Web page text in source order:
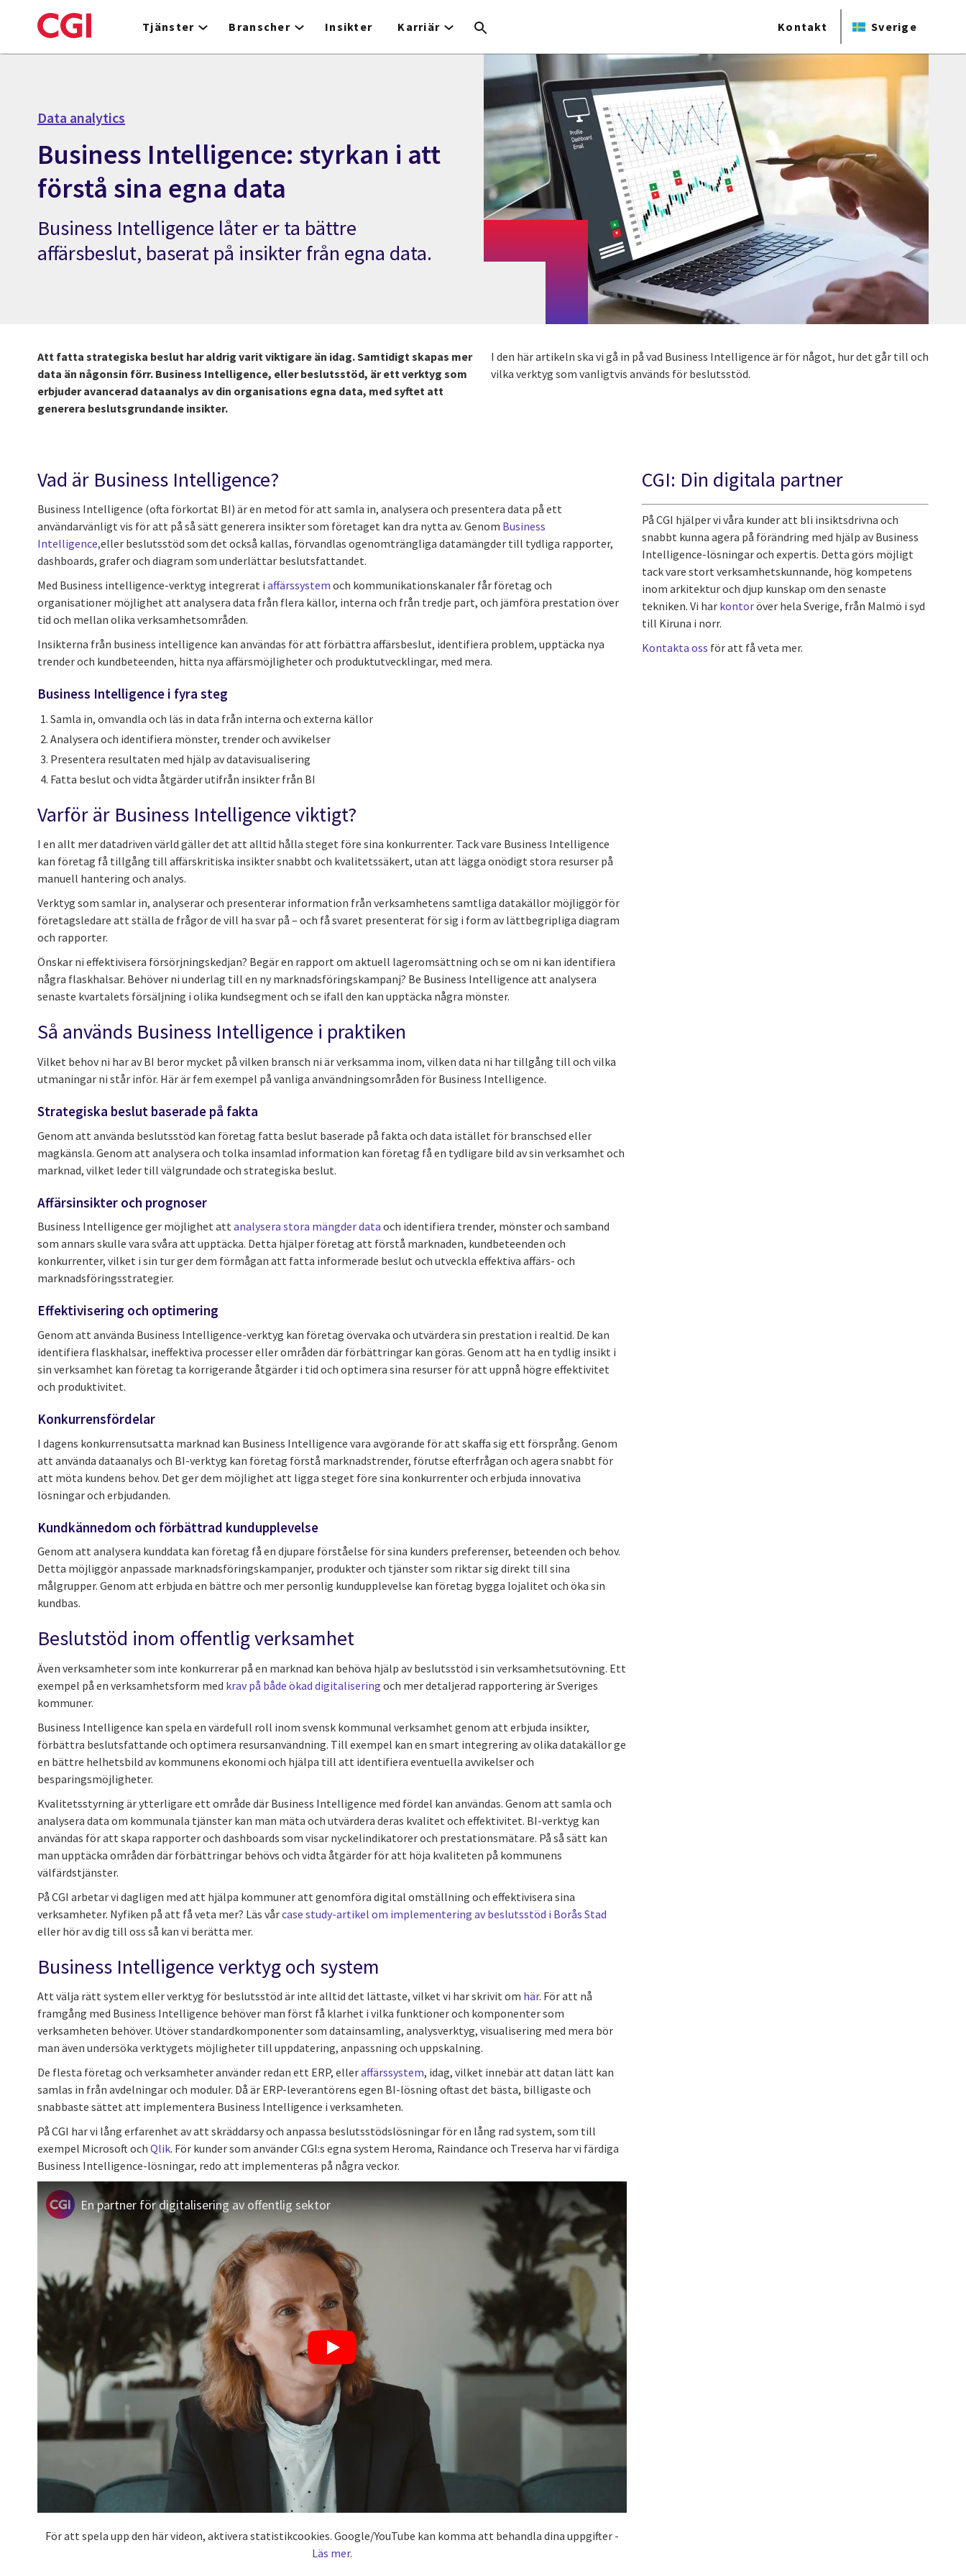
to
Tjänster Branscher Insikter Karriär Kontakt Sverige
Data analytics
Business Intelligence: styrkan i att
förstå sina egna data
Business Intelligence låter er ta bättre
affärsbeslut, baserat på insikter från egna data.
Att fatta strategiska beslut har aldrig varit viktigare än idag. Samtidigt skapas mer
data än någonsin förr. Business Intelligence, eller beslutsstöd, är ett verktyg som
erbjuder avancerad dataanalys av din organisations egna data, med syftet att
generera beslutsgrundande insikter.
I den här artikeln ska vi gå in på vad Business Intelligence är för något, hur det går till och
vilka verktyg som vanligtvis används för beslutsstöd.
Vad är Business Intelligence?
Business Intelligence (ofta förkortat BI) är en metod för att samla in, analysera och presentera data på ett
användarvänligt vis för att på så sätt generera insikter som företaget kan dra nytta av. Genom Business
Intelligence,eller beslutsstöd som det också kallas, förvandlas ogenomträngliga datamängder till tydliga rapporter,
dashboards, grafer och diagram som underlättar beslutsfattandet.
Med Business intelligence-verktyg integrerat i affärssystem och kommunikationskanaler får företag och
organisationer möjlighet att analysera data från flera källor, interna och från tredje part, och jämföra prestation över
tid och mellan olika verksamhetsområden.
Insikterna från business intelligence kan användas för att förbättra affärsbeslut, identifiera problem, upptäcka nya
trender och kundbeteenden, hitta nya affärsmöjligheter och produktutvecklingar, med mera.
Business Intelligence i fyra steg
Samla in, omvandla och läs in data från interna och externa källor
Analysera och identifiera mönster, trender och avvikelser
Presentera resultaten med hjälp av datavisualisering
Fatta beslut och vidta åtgärder utifrån insikter från BI
Varför är Business Intelligence viktigt?
I en allt mer datadriven värld gäller det att alltid hålla steget före sina konkurrenter. Tack vare Business Intelligence
kan företag få tillgång till affärskritiska insikter snabbt och kvalitetssäkert, utan att lägga onödigt stora resurser på
manuell hantering och analys.
Verktyg som samlar in, analyserar och presenterar information från verksamhetens samtliga datakällor möjliggör för
företagsledare att ställa de frågor de vill ha svar på – och få svaret presenterat för sig i form av lättbegripliga diagram
och rapporter.
Önskar ni effektivisera försörjningskedjan? Begär en rapport om aktuell lageromsättning och se om ni kan identifiera
några flaskhalsar. Behöver ni underlag till en ny marknadsföringskampanj? Be Business Intelligence att analysera
senaste kvartalets försäljning i olika kundsegment och se ifall den kan upptäcka några mönster.
Så används Business Intelligence i praktiken
Vilket behov ni har av BI beror mycket på vilken bransch ni är verksamma inom, vilken data ni har tillgång till och vilka
utmaningar ni står inför. Här är fem exempel på vanliga användningsområden för Business Intelligence.
Strategiska beslut baserade på fakta
Genom att använda beslutsstöd kan företag fatta beslut baserade på fakta och data istället för branschsed eller
magkänsla. Genom att analysera och tolka insamlad information kan företag få en tydligare bild av sin verksamhet och
marknad, vilket leder till välgrundade och strategiska beslut.
Affärsinsikter och prognoser
Business Intelligence ger möjlighet attanalysera stora mängder data och identifiera trender, mönster och samband
som annars skulle vara svåra att upptäcka. Detta hjälper företag att förstå marknaden, kundbeteenden och
konkurrenter, vilket i sin tur ger dem förmågan att fatta informerade beslut och utveckla effektiva affärs- och
marknadsföringsstrategier.
Effektivisering och optimering
Genom att använda Business Intelligence-verktyg kan företag övervaka och utvärdera sin prestation i realtid. De kan
identifiera flaskhalsar, ineffektiva processer eller områden där förbättringar kan göras. Genom att ha en tydlig insikt i
sin verksamhet kan företag ta korrigerande åtgärder i tid och optimera sina resurser för att uppnå högre effektivitet
och produktivitet.
Konkurrensfördelar
I dagens konkurrensutsatta marknad kan Business Intelligence vara avgörande för att skaffa sig ett försprång. Genom
att använda dataanalys och BI-verktyg kan företag förstå marknadstrender, förutse efterfrågan och agera snabbt för
att möta kundens behov. Det ger dem möjlighet att ligga steget före sina konkurrenter och erbjuda innovativa
lösningar och erbjudanden.
Kundkännedom och förbättrad kundupplevelse
Genom att analysera kunddata kan företag få en djupare förståelse för sina kunders preferenser, beteenden och behov.
Detta möjliggör anpassade marknadsföringskampanjer, produkter och tjänster som riktar sig direkt till sina
målgrupper. Genom att erbjuda en bättre och mer personlig kundupplevelse kan företag bygga lojalitet och öka sin
kundbas.
Beslutstöd inom offentlig verksamhet
Även verksamheter som inte konkurrerar på en marknad kan behöva hjälp av beslutsstöd i sin verksamhetsutövning. Ett
exempel på en verksamhetsform med krav på både ökad digitalisering och mer detaljerad rapportering är Sveriges
kommuner.
Business Intelligence kan spela en värdefull roll inom svensk kommunal verksamhet genom att erbjuda insikter,
förbättra beslutsfattande och optimera resursanvändning. Till exempel kan en smart integrering av olika datakällor ge
en bättre helhetsbild av kommunens ekonomi och hjälpa till att identifiera eventuella avvikelser och
besparingsmöjligheter.
Kvalitetsstyrning är ytterligare ett område där Business Intelligence med fördel kan användas. Genom att samla och
analysera data om kommunala tjänster kan man mäta och utvärdera deras kvalitet och effektivitet. BI-verktyg kan
användas för att skapa rapporter och dashboards som visar nyckelindikatorer och prestationsmätare. På så sätt kan
man upptäcka områden där förbättringar behövs och vidta åtgärder för att höja kvaliteten på kommunens
välfärdstjänster.
På CGI arbetar vi dagligen med att hjälpa kommuner att genomföra digital omställning och effektivisera sina
verksamheter. Nyfiken på att få veta mer? Läs vårcase study-artikel om implementering av beslutsstöd i Borås Stad
eller hör av dig till oss så kan vi berätta mer.
Business Intelligence verktyg och system
Att välja rätt system eller verktyg för beslutsstöd är inte alltid det lättaste, vilket vi har skrivit om här. För att nå
framgång med Business Intelligence behöver man först få klarhet i vilka funktioner och komponenter som
verksamheten behöver. Utöver standardkomponenter som datainsamling, analysverktyg, visualisering med mera bör
man även undersöka verktygets möjligheter till uppdatering, anpassning och uppskalning.
De flesta företag och verksamheter använder redan ett ERP, elleraffärssystem, idag, vilket innebär att datan lätt kan
samlas in från avdelningar och moduler. Då är ERP-leverantörens egen BI-lösning oftast det bästa, billigaste och
snabbaste sättet att implementera Business Intelligence i verksamheten.
På CGI har vi lång erfarenhet av att skräddarsy och anpassa beslutsstödslösningar för en lång rad system, som till
exempel Microsoft och Qlik. För kunder som använder CGI:s egna system Heroma, Raindance och Treserva har vi färdiga
Business Intelligence-lösningar, redo att implementeras på några veckor.
En partner för digitalisering av offentlig sektor
För att spela upp den här videon, aktivera statistikcookies. Google/YouTube kan komma att behandla dina uppgifter -
Läs mer.
CGI: Din digitala partner
På CGI hjälper vi våra kunder att bli insiktsdrivna och
snabbt kunna agera på förändring med hjälp av Business
Intelligence-lösningar och expertis. Detta görs möjligt
tack vare stort verksamhetskunnande, hög kompetens
inom arkitektur och djup kunskap om den senaste
tekniken. Vi har kontoröver hela Sverige, från Malmö i syd
till Kiruna i norr.
Kontakta oss för att få veta mer.